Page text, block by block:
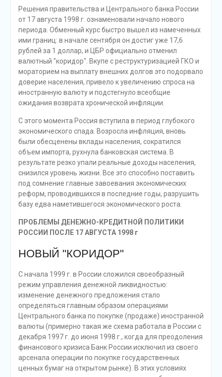
Решения правительства и Центрального банка России
от 17 августа 1998 г. ознаменовали начало нового
периода. Обменный курс быстро вышел из намеченных
ими границ: в начале сентября он достиг уже 17,6
рублей за 1 доллар, и ЦБР официально отменил
валютный "коридор". Вкупе с реструктуризацией ГКО и
мораторием на выплату внешних долгов это подорвало
доверие населения, привело к увеличению спроса на
иностранную валюту и подстегнуло всеобщие
ожидания возврата хронической инфляции.
С этого момента Россия вступила в период глубокого
экономического спада. Возросла инфляция, вновь
были обесценены вклады населения, сократился
объем импорта, рухнула банковская система. В
результате резко упали реальные доходы населения,
снизился уровень жизни. Все это способно поставить
под сомнение главные завоевания экономических
реформ, проводившихся в последние годы, разрушить
базу едва наметившегося экономического роста.
ПРОБЛЕМЫ ДЕНЕЖНО-КРЕДИТНОЙ ПОЛИТИКИ
РОССИИ ПОСЛЕ 17 АВГУСТА 1998 г
НОВЫЙ "КОРИДОР"
С начала 1999 г. в России сложился своеобразный
режим управления денежной ликвидностью:
изменение денежного предложения стало
определяться главным образом операциями
Центрального банка по покупке (продаже) иностранной
валюты (примерно такая же схема работала в России с
декабря 1997 г. до июня 1998 г., когда для преодоления
финансового кризиса Банк России исключил из своего
арсенала операции по покупке государственных
ценных бумаг на открытом рынке). В этих условиях